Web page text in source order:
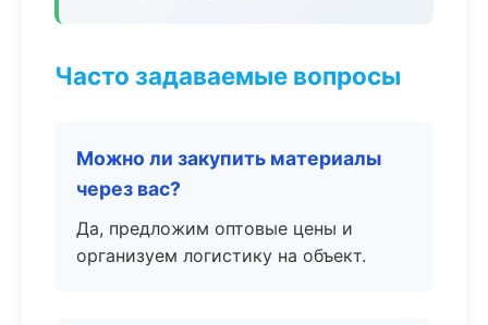
Часто задаваемые вопросы
Можно ли закупить материалы
через вас?
Да, предложим оптовые цены и
организуем логистику на объект.